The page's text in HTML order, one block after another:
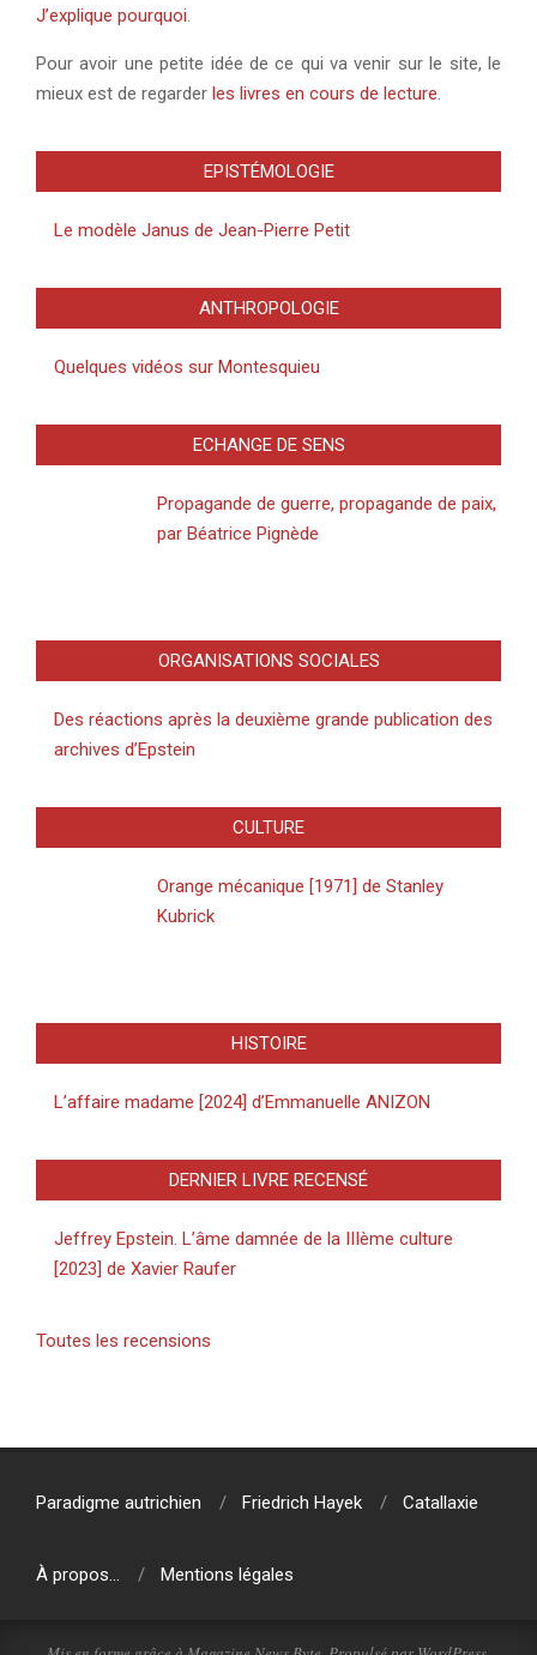
J’explique pourquoi.
Pour avoir une petite idée de ce qui va venir sur le site, le
mieux est de regarder les livres en cours de lecture.
EPISTÉMOLOGIE
Le modèle Janus de Jean-Pierre Petit
ANTHROPOLOGIE
Quelques vidéos sur Montesquieu
ECHANGE DE SENS
Propagande de guerre, propagande de paix,
par Béatrice Pignède
ORGANISATIONS SOCIALES
Des réactions après la deuxième grande publication des
archives d’Epstein
CULTURE
Orange mécanique [1971] de Stanley
Kubrick
HISTOIRE
L’affaire madame [2024] d’Emmanuelle ANIZON
DERNIER LIVRE RECENSÉ
Jeffrey Epstein. L’âme damnée de la IIIème culture
[2023] de Xavier Raufer
Toutes les recensions
Paradigme autrichien Friedrich Hayek Catallaxie
À propos… Mentions légales